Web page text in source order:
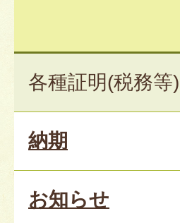
各種証明(税務等)
納期
お知らせ